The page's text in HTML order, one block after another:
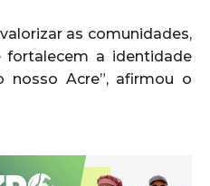
as comunidades,
fortalecem a identidade
nosso Acre”, afirmou o